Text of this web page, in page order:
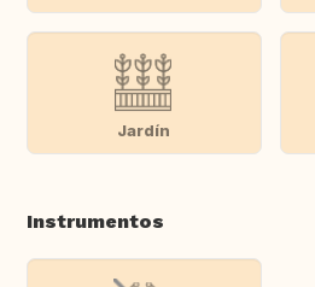
Jardín
Instrumentos